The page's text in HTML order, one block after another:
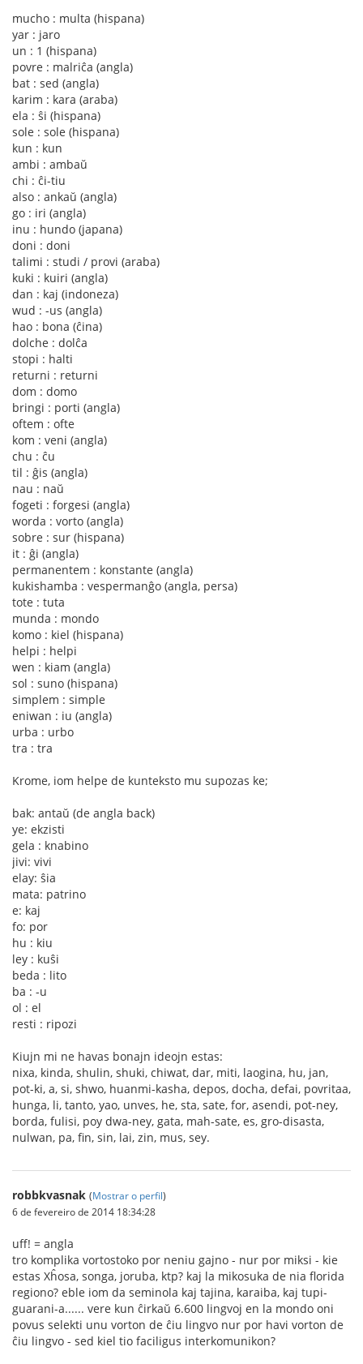
mucho : multa (hispana)
yar : jaro
un : 1 (hispana)
povre : malriĉa (angla)
bat : sed (angla)
karim : kara (araba)
ela : ŝi (hispana)
sole : sole (hispana)
kun : kun
ambi : ambaŭ
chi : ĉi-tiu
also : ankaŭ (angla)
go : iri (angla)
inu : hundo (japana)
doni : doni
talimi : studi / provi (araba)
kuki : kuiri (angla)
dan : kaj (indoneza)
wud : -us (angla)
hao : bona (ĉina)
dolche : dolĉa
stopi : halti
returni : returni
dom : domo
bringi : porti (angla)
oftem : ofte
kom : veni (angla)
chu : ĉu
til : ĝis (angla)
nau : naŭ
fogeti : forgesi (angla)
worda : vorto (angla)
sobre : sur (hispana)
it : ĝi (angla)
permanentem : konstante (angla)
kukishamba : vespermanĝo (angla, persa)
tote : tuta
munda : mondo
komo : kiel (hispana)
helpi : helpi
wen : kiam (angla)
sol : suno (hispana)
simplem : simple
eniwan : iu (angla)
urba : urbo
tra : tra
Krome, iom helpe de kunteksto mu supozas ke;
bak: antaŭ (de angla back)
ye: ekzisti
gela : knabino
jivi: vivi
elay: ŝia
mata: patrino
e: kaj
fo: por
hu : kiu
ley : kuŝi
beda : lito
ba : -u
ol : el
resti : ripozi
Kiujn mi ne havas bonajn ideojn estas:
nixa, kinda, shulin, shuki, chiwat, dar, miti, laogina, hu, jan,
pot-ki, a, si, shwo, huanmi-kasha, depos, docha, defai, povritaa,
hunga, li, tanto, yao, unves, he, sta, sate, for, asendi, pot-ney,
borda, fulisi, poy dwa-ney, gata, mah-sate, es, gro-disasta,
nulwan, pa, fin, sin, lai, zin, mus, sey.
robbkvasnak (Mostrar o perfil)
6 de fevereiro de 2014 18:34:28
uff! = angla
tro komplika vortostoko por neniu gajno - nur por miksi - kie
estas Xĥosa, songa, joruba, ktp? kaj la mikosuka de nia florida
regiono? eble iom da seminola kaj tajina, karaiba, kaj tupi-
guarani-a...... vere kun ĉirkaŭ 6.600 lingvoj en la mondo oni
povus selekti unu vorton de ĉiu lingvo nur por havi vorton de
ĉiu lingvo - sed kiel tio faciligus interkomunikon?